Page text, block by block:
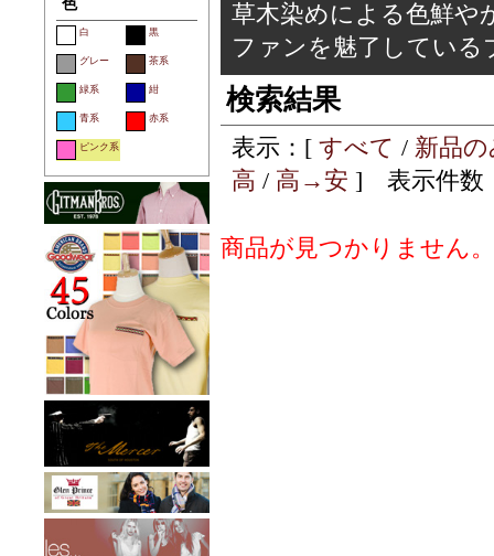
色
白 黒
グレー 茶系
緑系 紺
青系 赤系
ピンク系
草木染めによる色鮮や
ファンを魅了している
検索結果
表示：[ すべて / 新品
高 / 高→安 ] 表示件数
商品が見つかりません